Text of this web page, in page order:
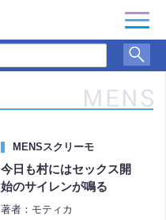
品
索
ナ
ゲ
ー
ョ
ン
MENSスクリーモ
今日も村にはセックス開
始のサイレンが鳴る
著者：モティカ